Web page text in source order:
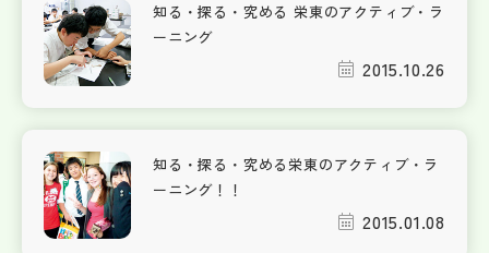
知る・探る・究める 栄東のアクティブ・ラ
ーニング
2015.10.26
知る・探る・究める栄東のアクティブ・ラ
ーニング！！
2015.01.08